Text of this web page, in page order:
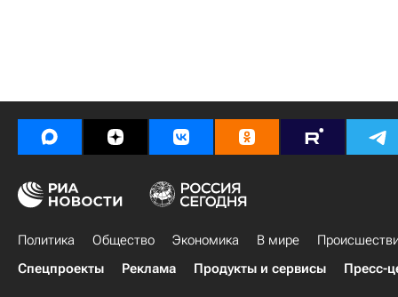
Политика Общество Экономика В мире
Спецпроекты
Реклама Продукты и сервисы Пресс-